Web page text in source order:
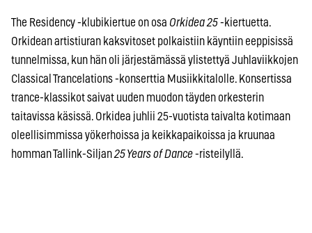
The Residency -klubikiertue on osa Orkidea 25-kiertuetta.
Orkidean artistiuran kaksvitoset polkaistiin käyntiin eeppisissä
tunnelmissa, kun hän oli järjestämässä ylistettyä Juhlaviikkojen
Classical Trancelations -konserttia Musiikkitalolle. Konsertissa
trance-klassikot saivat uuden muodon täyden orkesterin
taitavissa käsissä. Orkidea juhlii 25-vuotista taivalta kotimaan
oleellisimmissa yökerhoissa ja keikkapaikoissa ja kruunaa
homman Tallink-Siljan25 Years of Dance-risteilyllä.